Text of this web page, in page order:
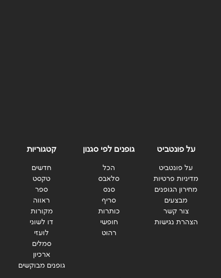
על פונטביט
על פונטביט
מדיניות פרטיות
מחירון הגופנים
מבצעים
צור קשר
הצהרת נגישות
גופנים לפי סגנון
הכל
סלאבס
סנס
סריף
כותרות
חופשי
רהוט
קטגוריות
חדשים
טקסט
ספר
ראווה
מקורות
דו לשוני
לועזי
סמלים
ארכיון
גופנים מבוקשים